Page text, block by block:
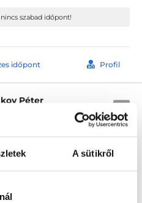
A sütikről
szabad időpont!
időpont Profil
Péter
Gábor Áron u. 74–78. III. emelet